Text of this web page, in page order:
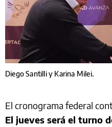
Diego Santilli y Karina Milei.
El cronograma federal
El jueves será el turno